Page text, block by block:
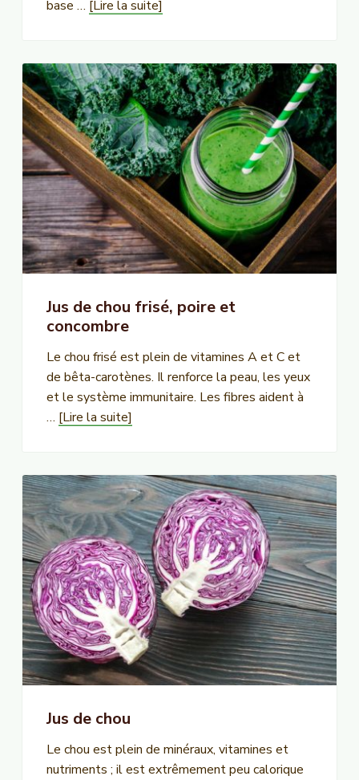
base … [Lire la suite]
crêpes
végétale
Jus de chou frisé, poire et
concombre
Le chou frisé est plein de vitamines A et C et
de bêta-carotènes. Il renforce la peau, les yeux
et le système immunitaire. Les fibres aident à
… [Lire la suite]
chou
frisé,
poire
et
concombre
Jus de chou
Le chou est plein de minéraux, vitamines et
nutriments ; il est extrêmement peu calorique